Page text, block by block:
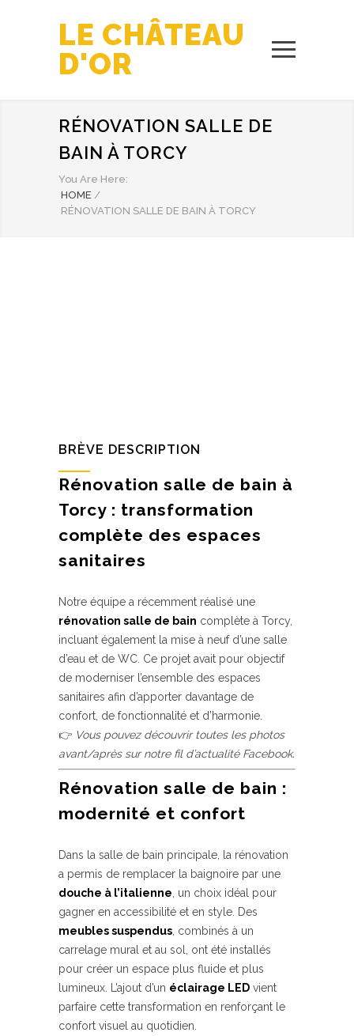
LE CHÂTEAU
D'OR
RÉNOVATION SALLE DE
BAIN À TORCY
You Are Here:
HOME /
RÉNOVATION SALLE DE BAIN À TORCY
BRÈVE DESCRIPTION
Rénovation salle de bain à
Torcy : transformation
complète des espaces
sanitaires
Notre équipe a récemment réalisé une
rénovation salle de bain complète à Torcy,
incluant également la mise à neuf d’une salle
d’eau et de WC. Ce projet avait pour objectif
de moderniser l’ensemble des espaces
sanitaires afin d’apporter davantage de
confort, de fonctionnalité et d’harmonie.
👉 Vous pouvez découvrir toutes les photos
avant/après sur notre fil d’actualité Facebook.
Rénovation salle de bain :
modernité et confort
Dans la salle de bain principale, la rénovation
a permis de remplacer la baignoire par une
douche à l’italienne , un choix idéal pour
gagner en accessibilité et en style. Des
meubles suspendus , combinés à un
carrelage mural et au sol, ont été installés
pour créer un espace plus fluide et plus
lumineux. L’ajout d’un éclairage LED vient
parfaire cette transformation en renforçant le
confort visuel au quotidien.